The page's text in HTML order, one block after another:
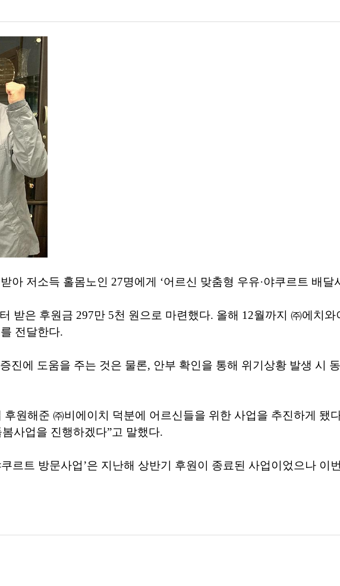
아 저소득 홀몸노인 27명에게 ‘어르신 맞춤형 우유·야쿠르트 배달
받은 후원금 297만 5천 원으로 마련했다. 올해 12월까지 ㈜에치
전달한다.
진에 도움을 주는 것은 물론, 안부 확인을 통해 위기상황 발생 시
원해준 ㈜비에이치 덕분에 어르신들을 위한 사업을 추진하게 됐
사업을 진행하겠다”고 말했다.
르트 방문사업’은 지난해 상반기 후원이 종료된 사업이었으나